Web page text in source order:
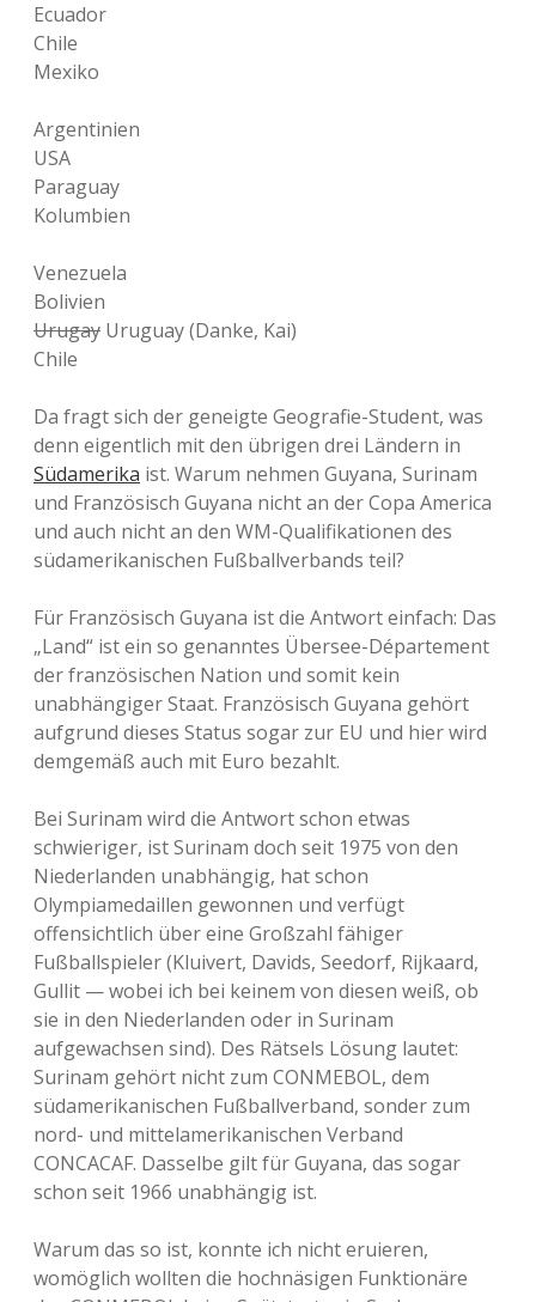
Ecuador
Chile
Mexiko
Argentinien
USA
Paraguay
Kolumbien
Venezuela
Bolivien
Urugay Uruguay (Danke, Kai)
Chile
Da fragt sich der geneigte Geografie-Student, was
denn eigentlich mit den übrigen drei Ländern in
Südamerika ist. Warum nehmen Guyana, Surinam
und Französisch Guyana nicht an der Copa America
und auch nicht an den WM-Qualifikationen des
südamerikanischen Fußballverbands teil?
Für Französisch Guyana ist die Antwort einfach: Das
„Land“ ist ein so genanntes Übersee-Département
der französischen Nation und somit kein
unabhängiger Staat. Französisch Guyana gehört
aufgrund dieses Status sogar zur EU und hier wird
demgemäß auch mit Euro bezahlt.
Bei Surinam wird die Antwort schon etwas
schwieriger, ist Surinam doch seit 1975 von den
Niederlanden unabhängig, hat schon
Olympiamedaillen gewonnen und verfügt
offensichtlich über eine Großzahl fähiger
Fußballspieler (Kluivert, Davids, Seedorf, Rijkaard,
Gullit — wobei ich bei keinem von diesen weiß, ob
sie in den Niederlanden oder in Surinam
aufgewachsen sind). Des Rätsels Lösung lautet:
Surinam gehört nicht zum CONMEBOL, dem
südamerikanischen Fußballverband, sonder zum
nord- und mittelamerikanischen Verband
CONCACAF. Dasselbe gilt für Guyana, das sogar
schon seit 1966 unabhängig ist.
Warum das so ist, konnte ich nicht eruieren,
womöglich wollten die hochnäsigen Funktionäre